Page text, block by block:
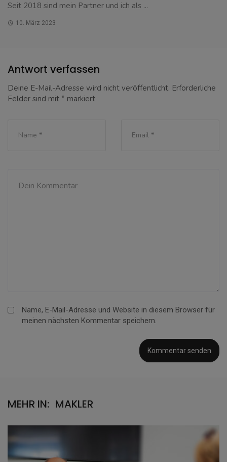
Seit 2018 sind mein Partner und ich als ...
10. März 2023
Antwort verfassen
Deine E-Mail-Adresse wird nicht veröffentlicht. Erforderliche
Felder sind mit * markiert
Name, E-Mail-Adresse und Website in diesem Browser für
meinen nächsten Kommentar speichern.
MEHR IN: MAKLER